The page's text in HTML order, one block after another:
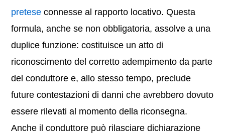
pretese connesse al rapporto locativo. Questa
formula, anche se non obbligatoria, assolve a una
duplice funzione: costituisce un atto di
riconoscimento del corretto adempimento da parte
del conduttore e, allo stesso tempo, preclude
future contestazioni di danni che avrebbero dovuto
essere rilevati al momento della riconsegna.
Anche il conduttore può rilasciare dichiarazione